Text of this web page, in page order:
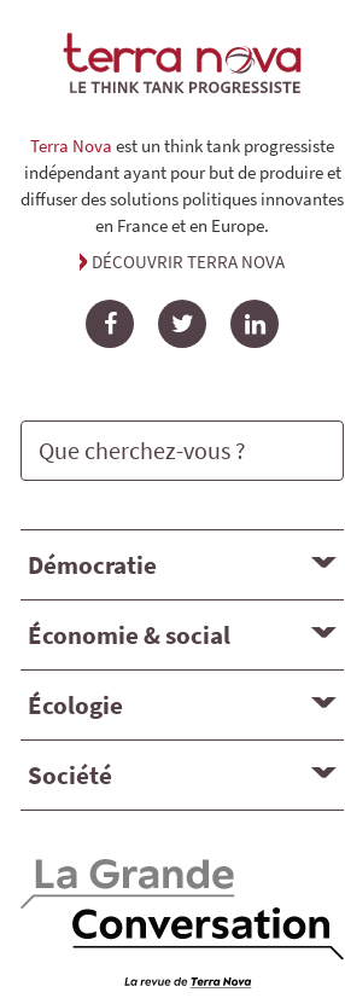
Terra Nova est un think tank progressiste
indépendant ayant pour but de produire et
diffuser des solutions politiques innovantes
en France et en Europe.
DÉCOUVRIR TERRA NOVA
FacebookTwitterLinkedIn
Démocratie
Économie & social
Écologie
Société